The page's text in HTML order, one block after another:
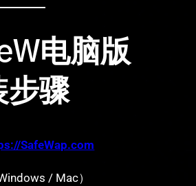
电脑版
步骤
SafeWap.com
/ Mac）